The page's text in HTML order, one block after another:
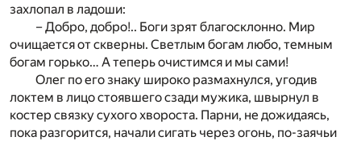
захлопал в ладоши:
– Добро, добро!.. Боги зрят благосклонно. Мир
очищается от скверны. Светлым богам любо, темным
богам горько… А теперь очистимся и мы сами!
Олег по его знаку широко размахнулся, угодив
локтем в лицо стоявшего сзади мужика, швырнул в
костер связку сухого хвороста. Парни, не дожидаясь,
пока разгорится, начали сигать через огонь, по-заячьи